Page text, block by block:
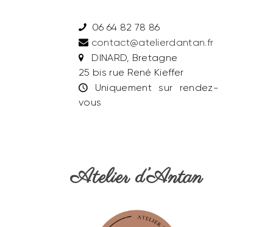
06 64 82 78 86
contact@atelierdantan.fr
DINARD, Bretagne
25 bis rue René Kieffer
Uniquement sur rendez-
vous
Atelier d’Antan